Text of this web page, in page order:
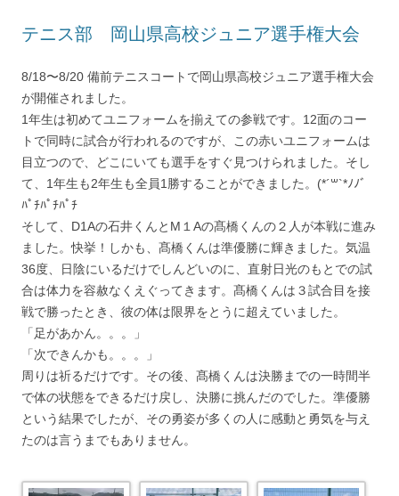
テニス部 岡山県高校ジュニア選手権大会
8/18〜8/20 備前テニスコートで岡山県高校ジュニア選手権大会
が開催されました。
1年生は初めてユニフォームを揃えての参戦です。12面のコー
トで同時に試合が行われるのですが、この赤いユニフォームは
目立つので、どこにいても選手をすぐ見つけられました。そし
て、1年生も2年生も全員1勝することができました。(*´꒳`*ﾉﾉﾞ
ﾊﾟﾁﾊﾟﾁﾊﾟﾁ
そして、D1Aの石井くんとM１Aの髙橋くんの２人が本戦に進み
ました。快挙！しかも、髙橋くんは準優勝に輝きました。気温
36度、日陰にいるだけでしんどいのに、直射日光のもとでの試
合は体力を容赦なくえぐってきます。髙橋くんは３試合目を接
戦で勝ったとき、彼の体は限界をとうに超えていました。
「足があかん。。。」
「次できんかも。。。」
周りは祈るだけです。その後、髙橋くんは決勝までの一時間半
で体の状態をできるだけ戻し、決勝に挑んだのでした。準優勝
という結果でしたが、その勇姿が多くの人に感動と勇気を与え
たのは言うまでもありません。